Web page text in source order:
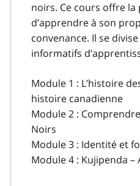
noirs. Ce cours offre la
d’apprendre à son
convenance. Il se
informatifs
Module 1 : L’histoire
histoire canadienne
Module 2 :
Noirs
Module 3 : Identité et
Module 4 : Kujipenda